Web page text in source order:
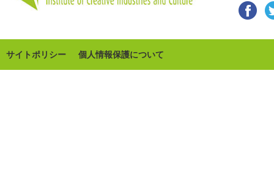
サイトポリシー 個人情報保護について